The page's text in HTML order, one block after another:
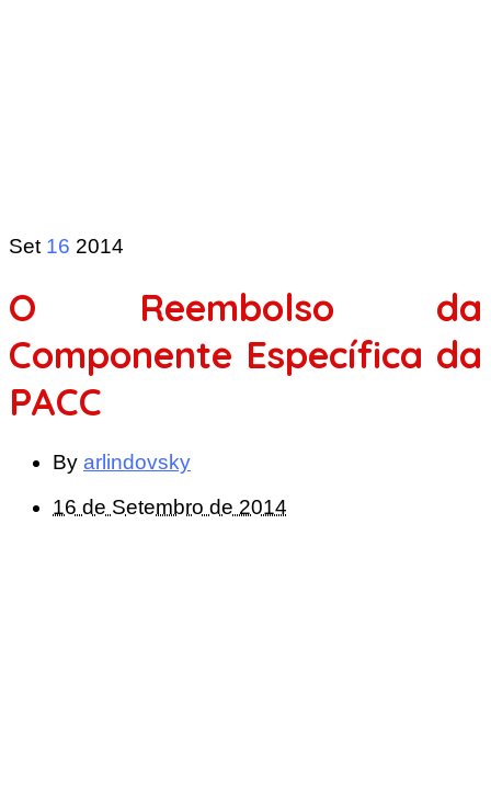
Set 16 2014
O Reembolso da
Componente Específica da
PACC
By arlindovsky
16 de Setembro de 2014